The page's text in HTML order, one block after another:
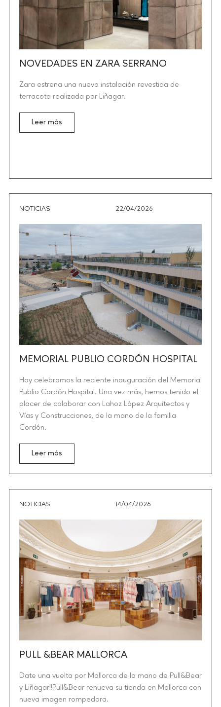
NOVEDADES EN ZARA SERRANO
Zara estrena una nueva instalación revestida de
terracota realizada por Liñagar.
Leer más
NOTICIAS 22/04/2026
MEMORIAL PUBLIO CORDÓN HOSPITAL
Hoy celebramos la reciente inauguración del Memorial
Publio Cordón Hospital. Una vez más, hemos tenido el
placer de colaborar con Lahoz López Arquitectos y
Vías y Construcciones, de la mano de la familia
Cordón.
Leer más
NOTICIAS 14/04/2026
PULL &BEAR MALLORCA
Date una vuelta por Mallorca de la mano de Pull&Bear
y Liñagar!!Pull&Bear renueva su tienda en Mallorca con
nueva imagen rompedora.